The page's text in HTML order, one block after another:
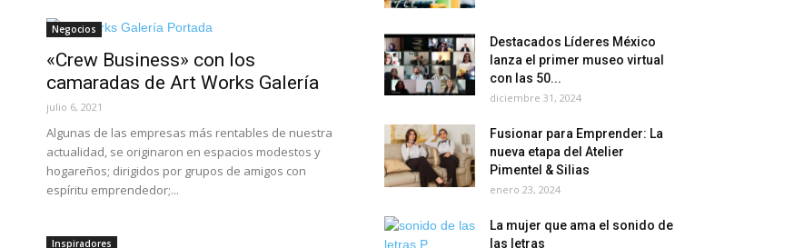
Negocios
«Crew Business» con los
camaradas de Art Works Galería
julio 6, 2021
Algunas de las empresas más rentables de nuestra
actualidad, se originaron en espacios modestos y
hogareños; dirigidos por grupos de amigos con
espíritu emprendedor;...
Inspiradores
Destacados Líderes México
lanza el primer museo virtual
con las 50...
diciembre 31, 2024
Fusionar para Emprender: La
nueva etapa del Atelier
Pimentel & Silias
enero 23, 2024
La mujer que ama el sonido de
las letras